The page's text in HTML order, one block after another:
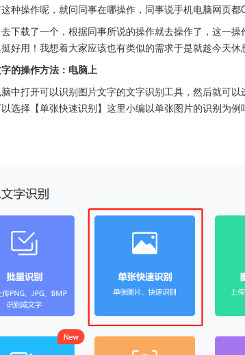
种操作呢，就问同事在哪操作，同事说手机电脑网页都
下载了一个，根据同事所说的操作就去操作了，这一
好用！我想着大家应该也有类似的需求于是就趁今天休
的操作方法：电脑上
中打开可以识别图片文字的文字识别工具，然后就可
选择【单张快速识别】这里小编以单张图片的识别为